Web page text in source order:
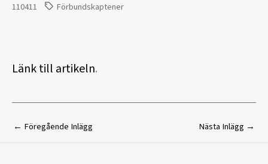
110411 Förbundskaptener
Länk till artikeln.
← Föregående Inlägg Nästa Inlägg →